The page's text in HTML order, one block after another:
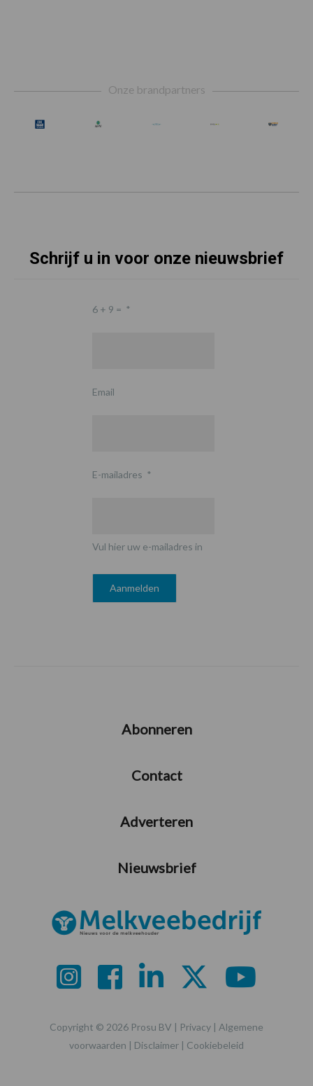
Onze brandpartners
Schrijf u in voor onze nieuwsbrief
6 + 9 = *
Email
E-mailadres *
Vul hier uw e-mailadres in
Abonneren
Contact
Adverteren
Nieuwsbrief
Copyright © 2026 Prosu BV | Privacy | Algemene
voorwaarden | Disclaimer | Cookiebeleid